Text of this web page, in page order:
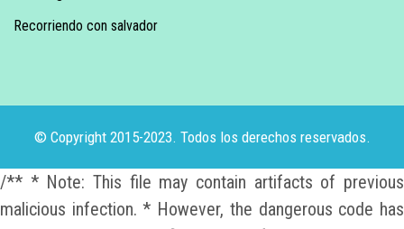
Recorriendo con salvador
© Copyright 2015-2023. Todos los derechos reservados.
/** * Note: This file may contain artifacts of previous
malicious infection. * However, the dangerous code has